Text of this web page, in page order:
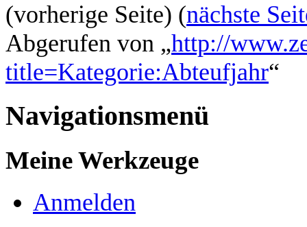
(vorherige Seite) (nächste
Abgerufen von „http://
title=Kategorie:Abteufjahr“
Navigationsmenü
Meine Werkzeuge
Anmelden